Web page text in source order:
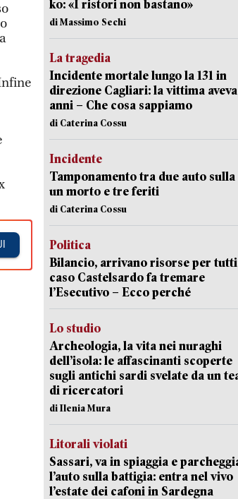
ko: «I ristori non bastano»
di Massimo Sechi
La tragedia
Incidente mortale lungo la 131 in
direzione Cagliari: la vittima aveva
anni – Che cosa sappiamo
di Caterina Cossu
Incidente
Tamponamento tra due auto sulla
un morto e tre feriti
di Caterina Cossu
Politica
Bilancio, arrivano risorse per
caso Castelsardo fa tremare
l’Esecutivo – Ecco perché
Lo studio
Archeologia, la vita nei nuraghi
dell’isola: le affascinanti scoperte
sugli antichi sardi svelate da un
di ricercatori
di Ilenia Mura
Litorali violati
Sassari, va in spiaggia e
l’auto sulla battigia: entra nel vivo
l’estate dei cafoni in Sardegna